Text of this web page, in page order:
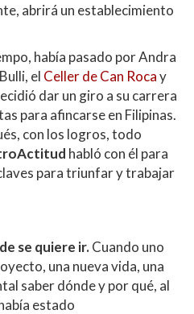
abrirá un establecimiento
había pasado por Andra
el Celler de Can Rocay
dar un giro a su carrera
para afincarse en Filipinas.
con los logros, todo
habló con él para
para triunfar y trabajar
se quiere ir.Cuando uno
una nueva vida, una
saber dónde y por qué, al
estado